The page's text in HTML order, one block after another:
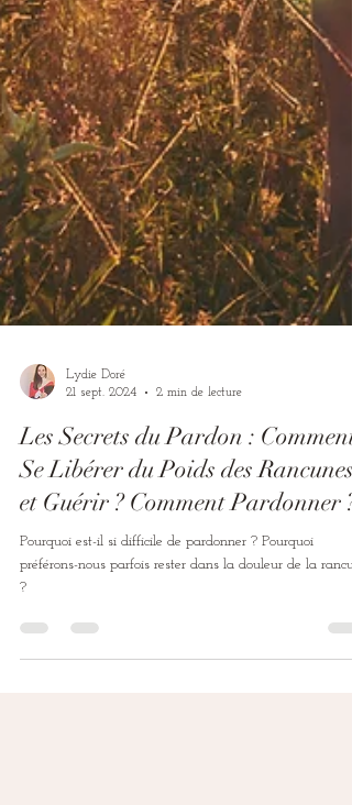
21 sept. 2024
2 min de lecture
Les Secrets du Pardon : Comment
Se Libérer du Poids des Rancunes
et Guérir ? Comment Pardonner ?
Pourquoi est-il si difficile de pardonner ? Pourquoi